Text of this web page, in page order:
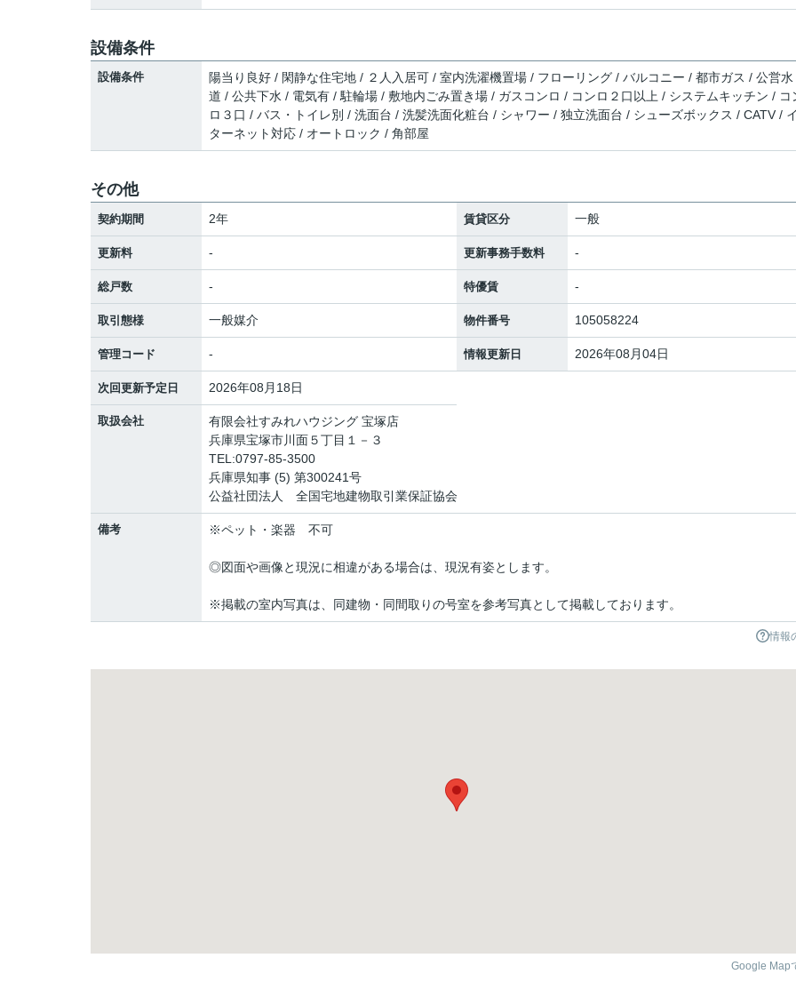
設備条件
設備条件
陽当り良好 / 閑静な住宅地 / ２人入居可 / 室内洗濯機置場 / フローリング / バルコニー / 都市ガス / 公営水
道 / 公共下水 / 電気有 / 駐輪場 / 敷地内ごみ置き場 / ガスコンロ / コンロ２口以上 / システムキッチン / コ
ロ３口 / バス・トイレ別 / 洗面台 / 洗髪洗面化粧台 / シャワー / 独立洗面台 / シューズボックス / CATV /
ターネット対応 / オートロック / 角部屋
その他
契約期間 2年 賃貸区分 一般
更新料 - 更新事務手数料 -
総戸数 - 特優賃 -
取引態様 一般媒介 物件番号 105058224
管理コード - 情報更新日 2026年08月04日
次回更新予定日 2026年08月18日
取扱会社
有限会社すみれハウジング 宝塚店
兵庫県宝塚市川面５丁目１－３
TEL:0797-85-3500
兵庫県知事 (5) 第300241号
公益社団法人 全国宅地建物取引業保証協会
備考 ※ペット・楽器 不可
◎図面や画像と現況に相違がある場合は、現況有姿とします。
※掲載の室内写真は、同建物・同間取りの号室を参考写真として掲載しております。
情報
Google Map